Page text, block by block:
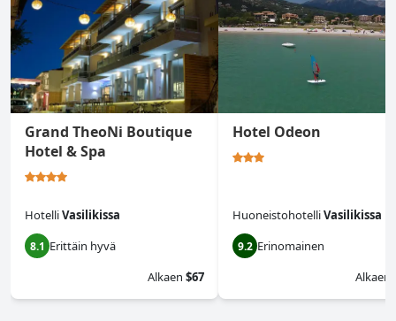
Grand TheoNi Boutique
Hotel & Spa
HotelliVasilikissa
8.1 Erittäin hyvä
Alkaen $67
Hotel Odeon
HuoneistohotelliVasilikissa
9.2 Erinomainen
Alkaen